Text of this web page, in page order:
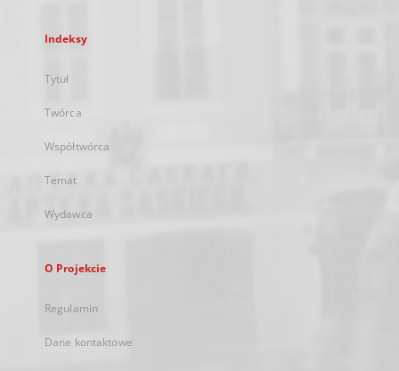
Indeksy
Tytuł
Twórca
Współtwórca
Temat
Wydawca
O Projekcie
Regulamin
Dane kontaktowe